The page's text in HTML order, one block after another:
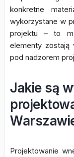
konkretne
wykorzystane w
projektu – to
elementy
pod nadzorem
Jakie są
Projektowanie